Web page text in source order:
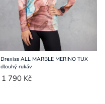
Drexiss ALL MARBLE MERINO TUX
dlouhý rukáv
1 790 Kč